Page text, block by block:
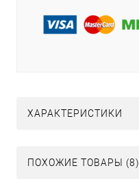
ХАРАКТЕРИСТИКИ
ПОХОЖИЕ ТОВАРЫ (8)